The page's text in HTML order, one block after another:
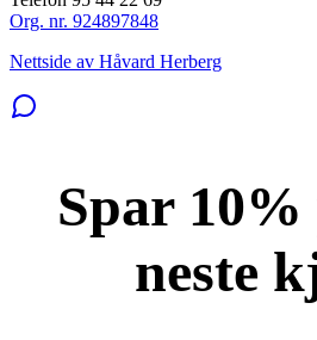
Org. nr. 924897848
Nettside av Håvard Herberg
Spar
neste